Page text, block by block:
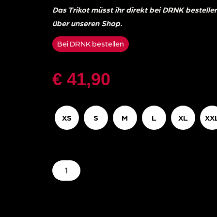
Das Trikot müsst ihr direkt bei DRNK
über unseren Shop.
Bei DRNK bestellen
€41,90
XS S M L XL XXL